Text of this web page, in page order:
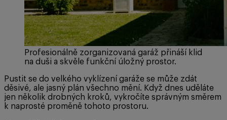
Profesionálně zorganizovaná garáž přináší klid
na duši a skvěle funkční úložný prostor.
Pustit se do velkého vyklízení garáže se může zdát
děsivé, ale jasný plán všechno mění. Když dnes uděláte
jen několik drobných kroků, vykročíte správným směrem
k naprosté proměně tohoto prostoru.